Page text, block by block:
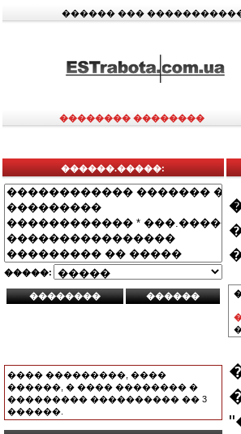
������ ���
�������� ��������
������.�����:
�����:
���� ���������, ����
������, � ���� �������� �
��������� ���������� �� 3
������.